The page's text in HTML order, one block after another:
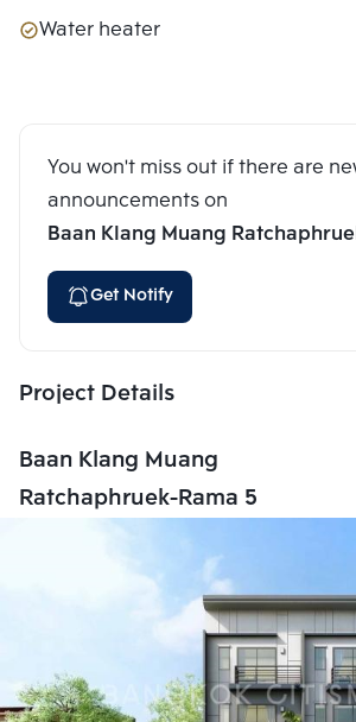
Water heater
You won't miss out if there are
announcements on
Baan Klang Muang
Get Notify
Project Details
Baan Klang Muang
Ratchaphruek-Rama 5